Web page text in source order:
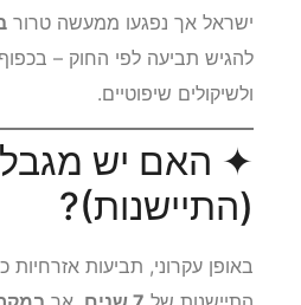
ישראל אך נפגעו ממעשה טרור
להגיש תביעה לפי החוק –
ולשיקולים שיפוטיים.
✦ האם יש
(התיישנות)?
באופן עקרוני, תביעות